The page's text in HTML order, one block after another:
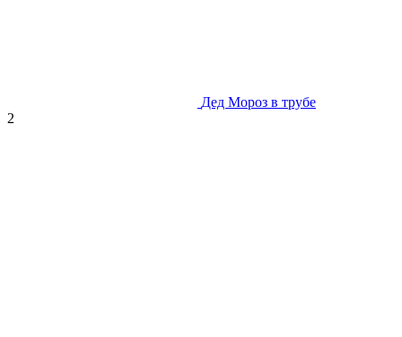
Дед Мороз в трубе
2